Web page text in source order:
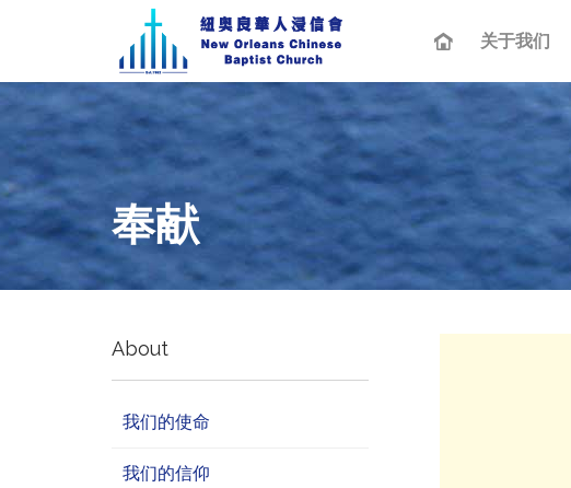
关于我们
奉献
About
我们的使命
我们的信仰